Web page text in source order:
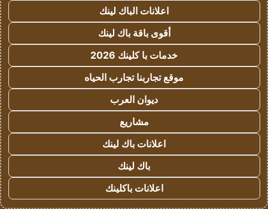
اعلانات الباك لينك
أقوى باقة باك لينك
خدمات با كلينك 2026
موقع تجاربنا تجارب الحياه
ديوان العرب
مشاريع
اعلانات باك لينك
باك لينك
اعلانات باكلينك